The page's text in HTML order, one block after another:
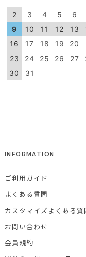
2
3 4 5 6
9
10 11 12 13
16
17 18 19 20
23
24 25 26 27
30
31
INFORMATION
ご利用ガイド
よくある質問
カスタマイズよくある質
お問い合わせ
会員規約